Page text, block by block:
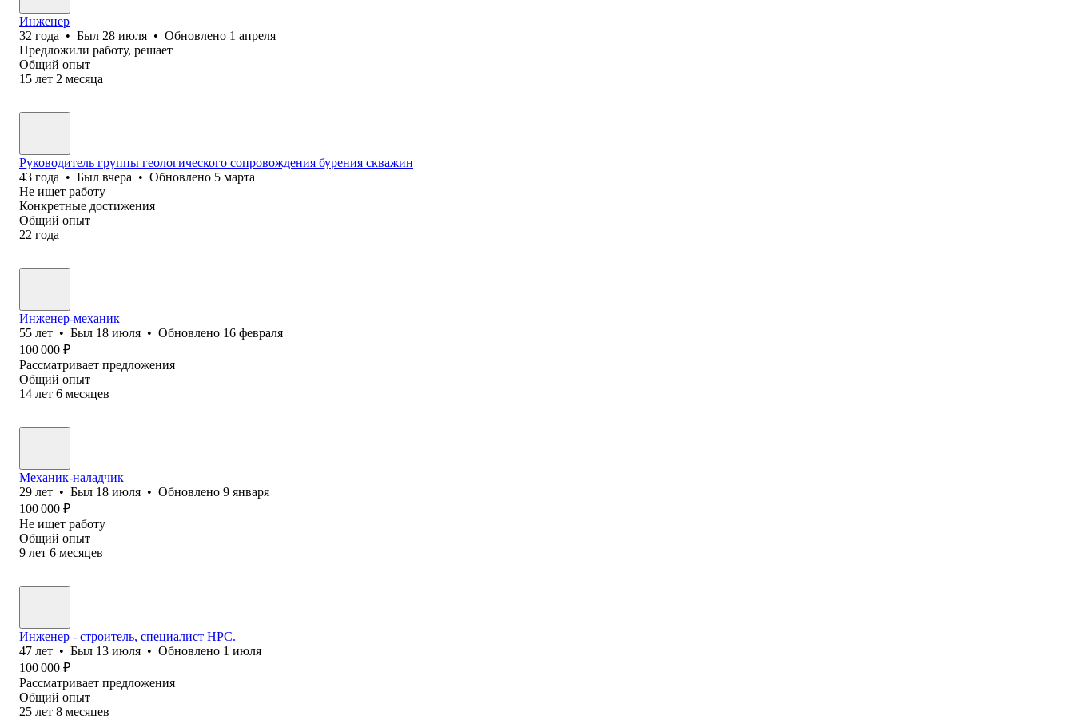
Инженер
32 года • Был 28 июля • Обновлено 1 апреля
Предложили работу, решает
Общий опыт
15 лет 2 месяца
Руководитель группы геологического сопровождения бурения скважин
43 года • Был вчера • Обновлено 5 марта
Не ищет работу
Конкретные достижения
Общий опыт
22 года
Инженер-механик
55 лет • Был 18 июля • Обновлено 16 февраля
100 000 ₽
Рассматривает предложения
Общий опыт
14 лет 6 месяцев
Механик-наладчик
29 лет • Был 18 июля • Обновлено 9 января
100 000 ₽
Не ищет работу
Общий опыт
9 лет 6 месяцев
Инженер - строитель, специалист НРС.
47 лет • Был 13 июля • Обновлено 1 июля
100 000 ₽
Рассматривает предложения
Общий опыт
25 лет 8 месяцев